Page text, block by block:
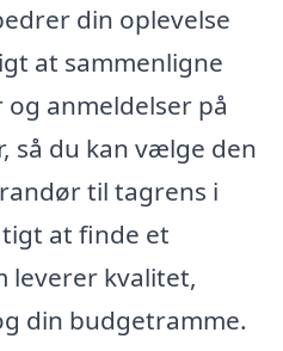
din oplevelse
at sammenligne
anmeldelser på
så du kan vælge den
til tagrens i
at finde et
leverer kvalitet,
din budgetramme.